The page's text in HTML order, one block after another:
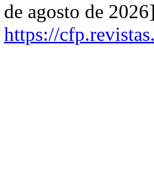
de agosto de
https://